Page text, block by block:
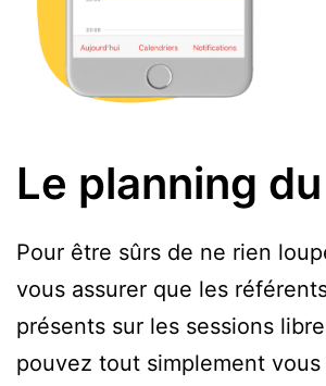
Le planning
Pour être sûrs de ne rien
vous assurer que les
présents sur les sessions
pouvez tout simplement vous